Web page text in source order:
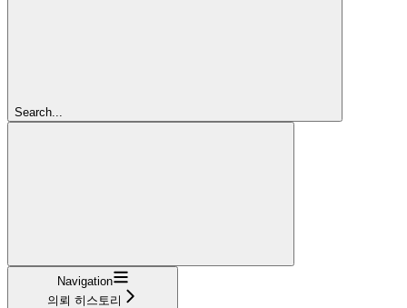
Search...
Navigation
의뢰 히스토리